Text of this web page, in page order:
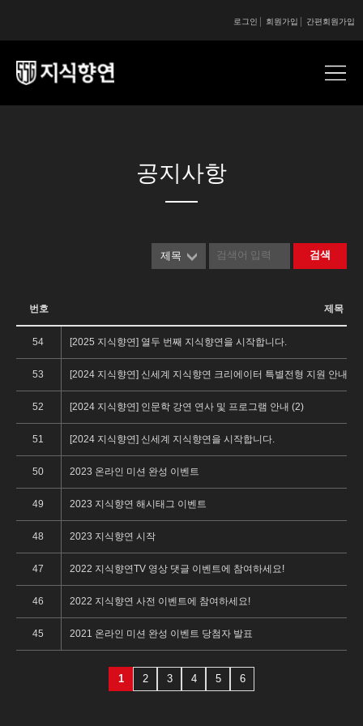
간편회원가입
회원가입
로그인
공지사항
제목 검색
번호 제목
54 [2025 지식향연] 열두 번째 지식향연을 시작합니다.
53 [2024 지식향연] 신세계 지식향연 크리에이터 특별전형 지원 안내 (1)
52 [2024 지식향연] 인문학 강연 연사 및 프로그램 안내 (2)
51 [2024 지식향연] 신세계 지식향연을 시작합니다.
50 2023 온라인 미션 완성 이벤트
49 2023 지식향연 해시태그 이벤트
48 2023 지식향연 시작
47 2022 지식향연TV 영상 댓글 이벤트에 참여하세요!
46 2022 지식향연 사전 이벤트에 참여하세요!
45 2021 온라인 미션 완성 이벤트 당첨자 발표
1 2 3 4 5 6